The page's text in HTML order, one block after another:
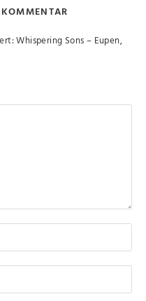
Whispering Sons – Eupen,